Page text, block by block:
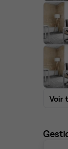
Voir